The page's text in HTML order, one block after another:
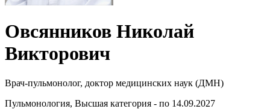
Овсянников Николай
Викторович
Врач-пульмонолог, доктор медицинских наук (ДМН)
Пульмонология, Высшая категория - по 14.09.2027